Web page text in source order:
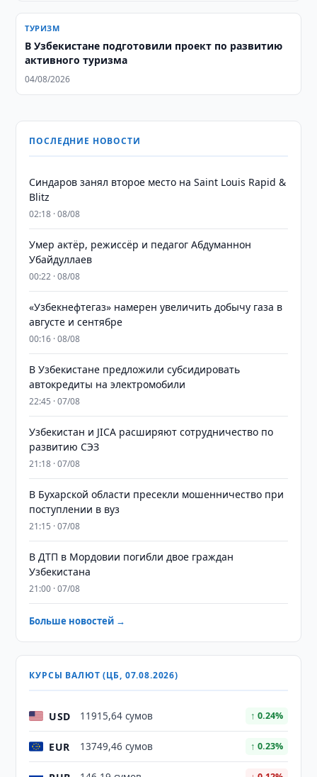
ТУРИЗМ
В Узбекистане подготовили проект по развитию
активного туризма
04/08/2026
ПОСЛЕДНИЕ НОВОСТИ
Синдаров занял второе место на Saint Louis Rapid &
Blitz
02:18 · 08/08
Умер актёр, режиссёр и педагог Абдуманнон
Убайдуллаев
00:22 · 08/08
«Узбекнефтегаз» намерен увеличить добычу газа в
августе и сентябре
00:16 · 08/08
В Узбекистане предложили субсидировать
автокредиты на электромобили
22:45 · 07/08
Узбекистан и JICA расширяют сотрудничество по
развитию СЭЗ
21:18 · 07/08
В Бухарской области пресекли мошенничество при
поступлении в вуз
21:15 · 07/08
В ДТП в Мордовии погибли двое граждан
Узбекистана
21:00 · 07/08
Больше новостей →
КУРСЫ ВАЛЮТ (ЦБ, 07.08.2026)
USD 11915,64 сумов ↑ 0.24%
EUR 13749,46 сумов ↑ 0.23%